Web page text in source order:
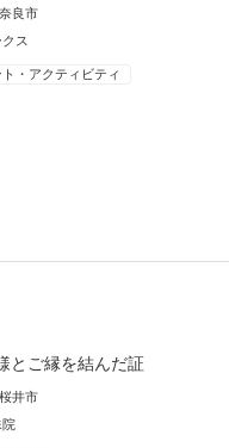
奈良市
ス
・アクティビティ
とご縁を結んだ証
桜井市
院